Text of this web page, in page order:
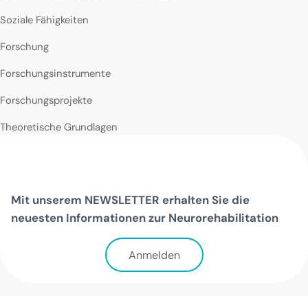
Soziale Fähigkeiten
Forschung
Forschungsinstrumente
Forschungsprojekte
Theoretische Grundlagen
Mit unserem NEWSLETTER erhalten Sie die
neuesten Informationen zur Neurorehabilitation
Anmelden